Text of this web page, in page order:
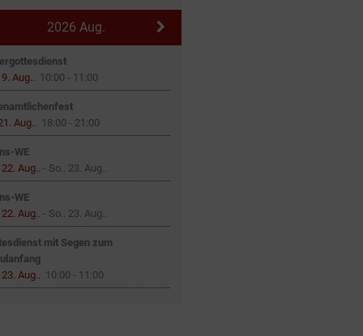
2026 Aug.
Aug.. 10:00 - 11:00
Aug.. 18:00 - 21:00
WE
Aug.. - So.. 23. Aug..
WE
Aug.. - So.. 23. Aug..
mit Segen zum
Aug.. 10:00 - 11:00